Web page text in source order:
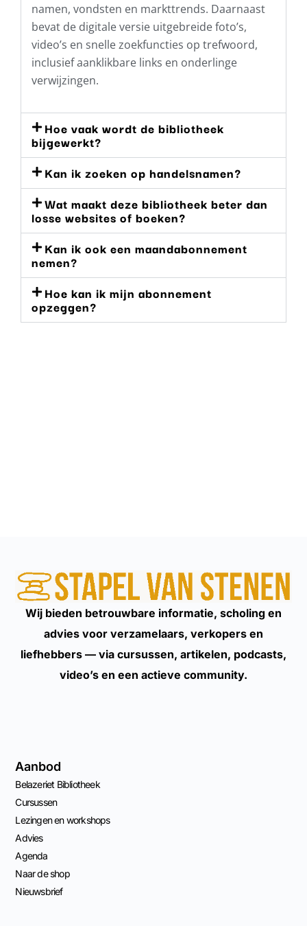
namen, vondsten en markttrends. Daarnaast
bevat de digitale versie uitgebreide foto’s,
video’s en snelle zoekfuncties op trefwoord,
inclusief aanklikbare links en onderlinge
verwijzingen.
Hoe vaak wordt de bibliotheek
bijgewerkt?
Kan ik zoeken op handelsnamen?
Wat maakt deze bibliotheek beter dan
losse websites of boeken?
Kan ik ook een maandabonnement
nemen?
Hoe kan ik mijn abonnement
opzeggen?
Wij bieden betrouwbare informatie, scholing en
advies voor verzamelaars, verkopers en
liefhebbers — via cursussen, artikelen, podcasts,
video’s en een actieve community.
Aanbod
Belazeriet Bibliotheek
Cursussen
Lezingen en workshops
Advies
Agenda
Naar de shop
Nieuwsbrief